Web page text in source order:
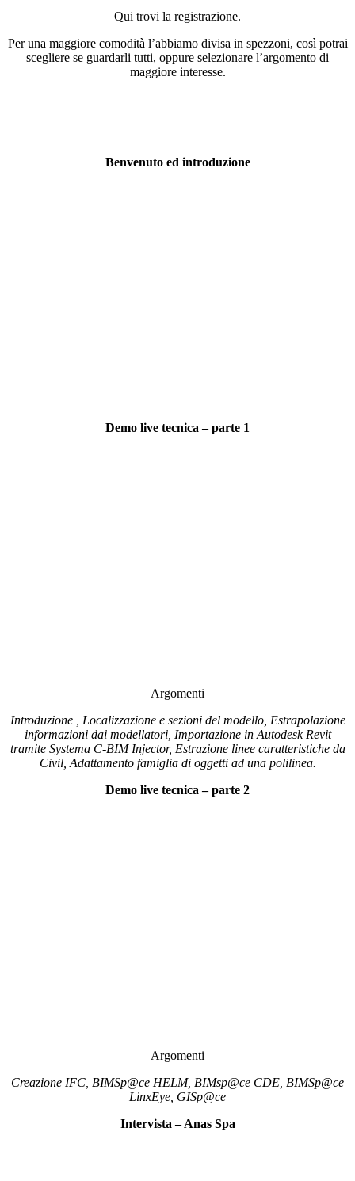
Qui trovi la registrazione.
Per una maggiore comodità l’abbiamo divisa in spezzoni, così potrai
scegliere se guardarli tutti, oppure selezionare l’argomento di
maggiore interesse.
Benvenuto ed introduzione
Demo live tecnica – parte 1
Argomenti
Introduzione , Localizzazione e sezioni del modello, Estrapolazione
informazioni dai modellatori, Importazione in Autodesk Revit
tramite Systema C-BIM Injector, Estrazione linee caratteristiche da
Civil, Adattamento famiglia di oggetti ad una polilinea.
Demo live tecnica – parte 2
Argomenti
Creazione IFC, BIMSp@ce HELM, BIMsp@ce CDE, BIMSp@ce
LinxEye, GISp@ce
Intervista – Anas Spa